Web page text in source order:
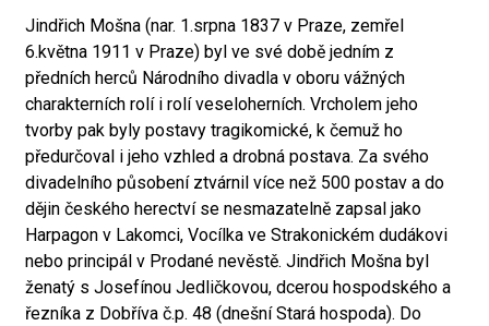
Jindřich Mošna (nar. 1.srpna 1837 v Praze, zemřel
6.května 1911 v Praze) byl ve své době jedním z
předních herců Národního divadla v oboru vážných
charakterních rolí i rolí veseloherních. Vrcholem jeho
tvorby pak byly postavy tragikomické, k čemuž ho
předurčoval i jeho vzhled a drobná postava. Za svého
divadelního působení ztvárnil více než 500 postav a do
dějin českého herectví se nesmazatelně zapsal jako
Harpagon v Lakomci, Vocílka ve Strakonickém dudákovi
nebo principál v Prodané nevěstě. Jindřich Mošna byl
ženatý s Josefínou Jedličkovou, dcerou hospodského a
řezníka z Dobříva č.p. 48 (dnešní Stará hospoda). Do